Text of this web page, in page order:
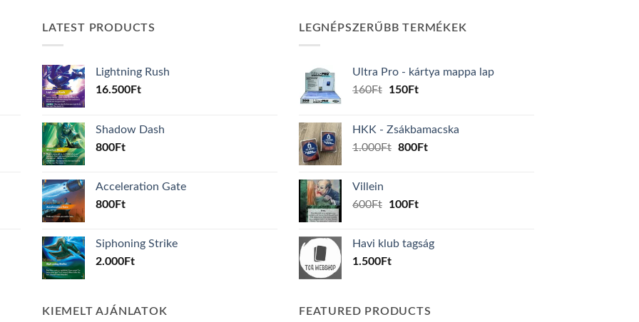
LATEST PRODUCTS
Lightning Rush
16.500Ft
Shadow Dash
800Ft
Acceleration Gate
800Ft
Siphoning Strike
2.000Ft
LEGNÉPSZERŰBB TERMÉKEK
Ultra Pro - kártya mappa lap
160Ft
Original
160Ft.
150FtCurrent
150Ft.
HKK - Zsákbamacska
1.000Ft Original
800FtCurrent
Villein
600Ft
Original
600Ft.
100FtCurrent
100Ft.
Havi klub tagság
1.500Ft
KIEMELT AJÁNLATOK FEATURED PRODUCTS